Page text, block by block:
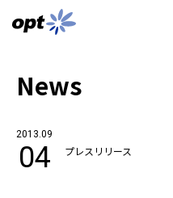
News
2013.09
04 プレスリリース